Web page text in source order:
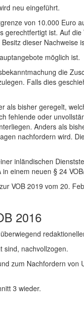
neu eingeführt.
von 10.000 Euro
gerechtfertigt ist. Auf die
dieser Nachweise
möglich ist.
die
Falls dies
als bisher geregelt,
fehlende oder
Anders als
nachfordern wird.
inländischen
einem neuen § 24
VOB 2019 vom 20.
2016
sind, nachvollzogen.
zum Nachfordern von
3 wieder.